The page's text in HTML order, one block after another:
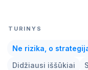
TURINYS
Ne rizika, o
Didžiausi iššūkiai